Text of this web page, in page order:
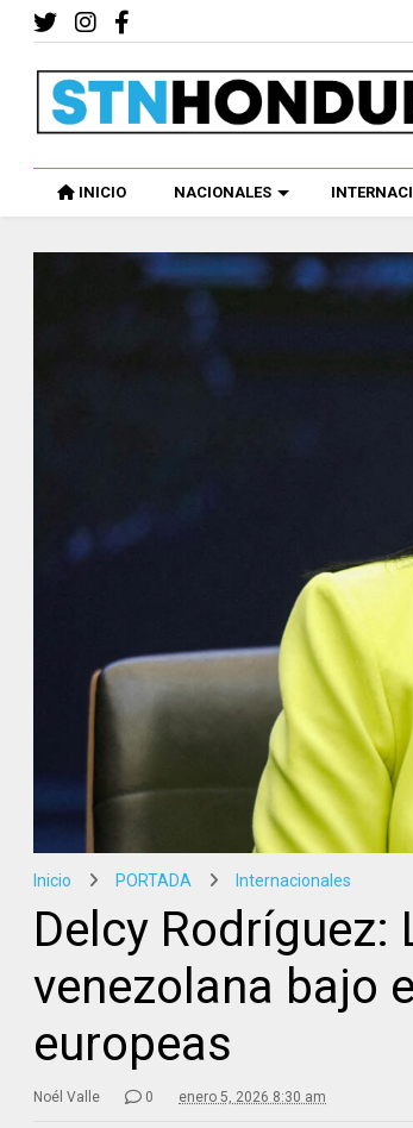
INICIO NACIONALES
Inicio PORTADA Internacionales
Delcy
venezolana bajo
europeas
Noél Valle 0 enero 5, 2026 8:30 am